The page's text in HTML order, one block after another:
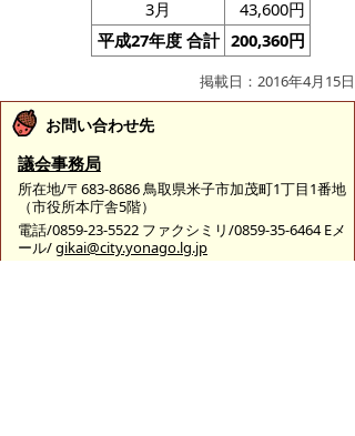
3月
43,600円
平成27年度 合計 200,360円
掲載日：2016年4月15日
お問い合わせ先
議会事務局
所在地/〒683-8686 鳥取県米子市加茂町1丁目1番地
（市役所本庁舎5階）
電話/0859-23-5522 ファクシミリ/0859-35-6464 Eメ
ール/gikai@city.yonago.lg.jp